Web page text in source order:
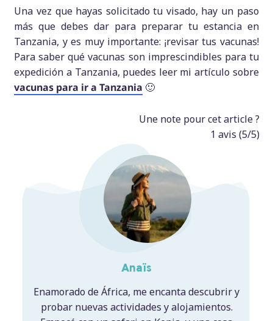
Una vez que hayas solicitado tu visado, hay un paso
más que debes dar para preparar tu estancia en
Tanzania, y es muy importante: ¡revisar tus vacunas!
Para saber qué vacunas son imprescindibles para tu
expedición a Tanzania, puedes leer mi artículo sobre
vacunas para ir a Tanzania 🙂
Une note pour cet article ?
1 avis (5/5)
Anaïs
Enamorado de África, me encanta descubrir y
probar nuevas actividades y alojamientos.